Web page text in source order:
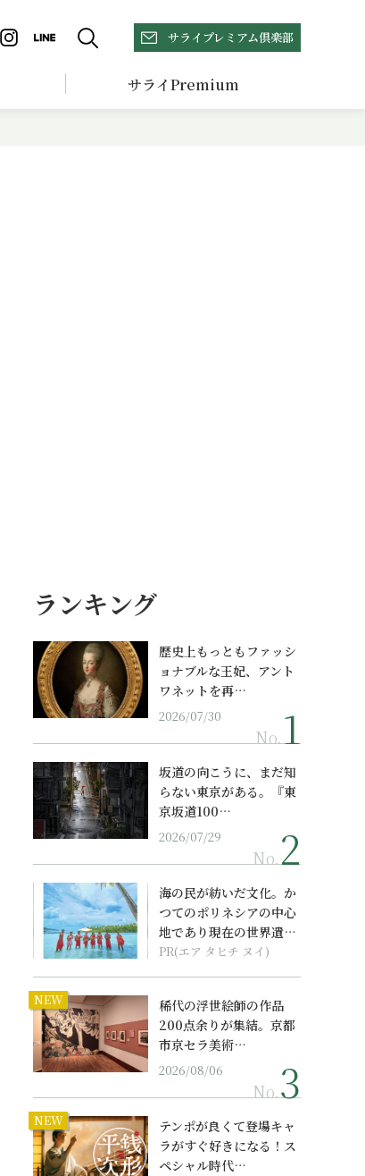
サライプレミアム倶楽部
サライPremium
ランキング
歴史上もっともファッシ
ョナブルな王妃、アント
ワネットを再…
2026/07/30
No.
坂道の向こうに、まだ知
らない東京がある。『東
京坂道100…
2026/07/29
No.
海の民が紡いだ文化。か
つてのポリネシアの中心
地であり現在の世界遺産
からみえてくる...
PR(エア タヒチ ヌイ)
NEW
稀代の浮世絵師の作品
200点余りが集結。京都
市京セラ美術…
2026/08/06
No.
NEW
テンポが良くて登場キャ
ラがすぐ好きになる！ス
ペシャル時代…